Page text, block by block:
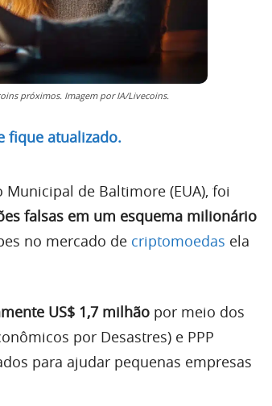
próximos. Imagem por IA/Livecoins.
fique atualizado.
Municipal de Baltimore (EUA), foi
falsas em um esquema milionário
no mercado de criptomoedas ela
US$ 1,7 milhão por meio dos
por Desastres) e PPP
para ajudar pequenas empresas